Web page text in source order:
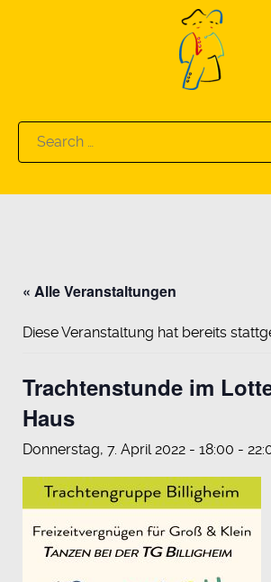
Search
for:
« Alle Veranstaltungen
Diese Veranstaltung hat bereits
Trachtenstunde im
Haus
Donnerstag, 7. April 2022 - 18:00 -